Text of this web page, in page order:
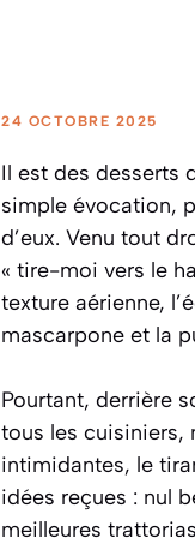
24 OCTOBRE 2025
Il est des desserts
simple évocation,
d’eux. Venu tout
« tire-moi vers le
texture aérienne,
mascarpone et la
Pourtant, derrière
tous les cuisiniers,
intimidantes, le
idées reçues : nul
meilleures trattorias